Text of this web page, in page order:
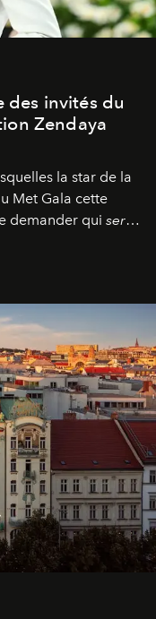
des invités du
Zendaya
la star de la
Met Gala cette
demander qui sera